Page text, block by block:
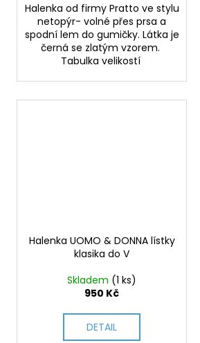
Halenka od firmy Pratto ve stylu
netopýr- volné přes prsa a
spodní lem do gumičky. Látka je
černá se zlatým vzorem.
Tabulka velikostí
Halenka UOMO & DONNA lístky
klasika do V
Skladem (1 ks)
950 Kč
DETAIL